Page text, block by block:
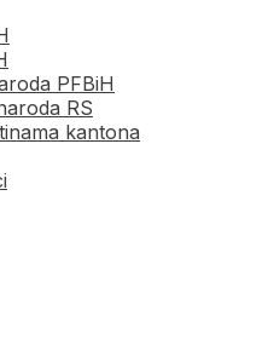
PFBiH
RS
kantona